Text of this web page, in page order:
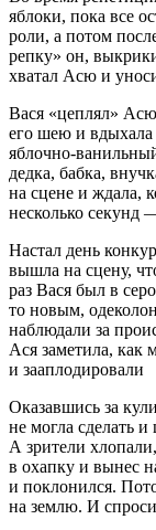
яблоки, пока все
роли, а потом
репку» он,
хватал Асю и
Вася «цеплял»
его шею и вдыхала
яблочно-
дедка, бабка,
на сцене и ждала,
несколько
Настал день
вышла на сцену,
раз Вася был в
то новым,
наблюдали за
Ася заметила, как
и зааплодировали
Оказавшись за
не могла сделать
А зрители
в охапку и вынес
и поклонился.
на землю. И